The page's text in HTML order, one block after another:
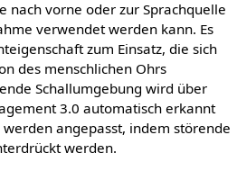
nach vorne oder zur Sprachquelle
verwendet werden kann. Es
zum Einsatz, die sich
des menschlichen Ohrs
Schallumgebung wird über
3.0 automatisch erkannt
angepasst, indem störende
werden.